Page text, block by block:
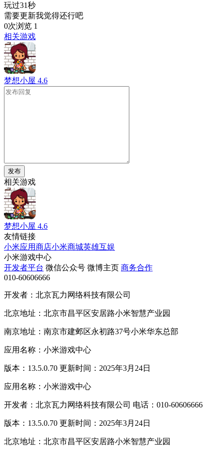
玩过31秒
需要更新我觉得还行吧
0次浏览 1
相关游戏
梦想小屋 4.6
发布
相关游戏
梦想小屋 4.6
友情链接
小米应用商店小米商城英雄互娱
小米游戏中心
开发者平台 微信公众号 微博主页 商务合作
010-60606666
开发者：北京瓦力网络科技有限公司
北京地址：北京市昌平区安居路小米智慧产业园
南京地址：南京市建邺区永初路37号小米华东总部
应用名称：小米游戏中心
版本：13.5.0.70 更新时间：2025年3月24日
应用名称：小米游戏中心
开发者：北京瓦力网络科技有限公司 电话：010-60606666
版本：13.5.0.70 更新时间：2025年3月24日
北京地址：北京市昌平区安居路小米智慧产业园